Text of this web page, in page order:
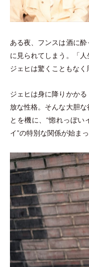
ある夜、フンスは酒に
に見られてしまう。
「
ジェヒは驚くこともなく
ジェヒは身に降りかか
放な性格。そんな大胆
とを機に、“惚れっぽい
イ”の特別な関係が始まっ